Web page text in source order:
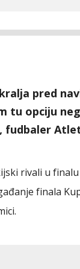
pred
tu opciju
fudbaler
rivali u
finala